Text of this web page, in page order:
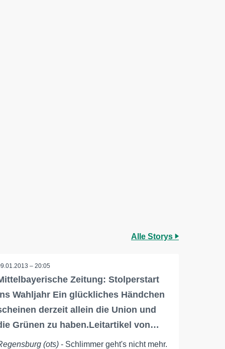
Alle Storys
– 20:05
Zeitung: Stolperstart
Wahljahr Ein glückliches Händchen
derzeit allein die Union und
Grünen zu haben.Leitartikel von…
(ots) - Schlimmer geht's nicht mehr.